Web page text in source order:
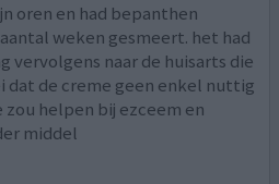
oren en had bepanthen
weken gesmeert. het had
vervolgens naar de huisarts die
dat de creme geen enkel nuttig
helpen bij ezceem en
middel